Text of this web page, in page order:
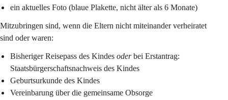
ein aktuelles Foto (blaue Plakette, nicht älter als 6 Monate)
Mitzubringen sind, wenn die Eltern nicht miteinander verheiratet
sind oder waren:
Bisheriger Reisepass des Kindes oder bei Erstantrag:
Staatsbürgerschaftsnachweis des Kindes
Geburtsurkunde des Kindes
Vereinbarung über die gemeinsame Obsorge